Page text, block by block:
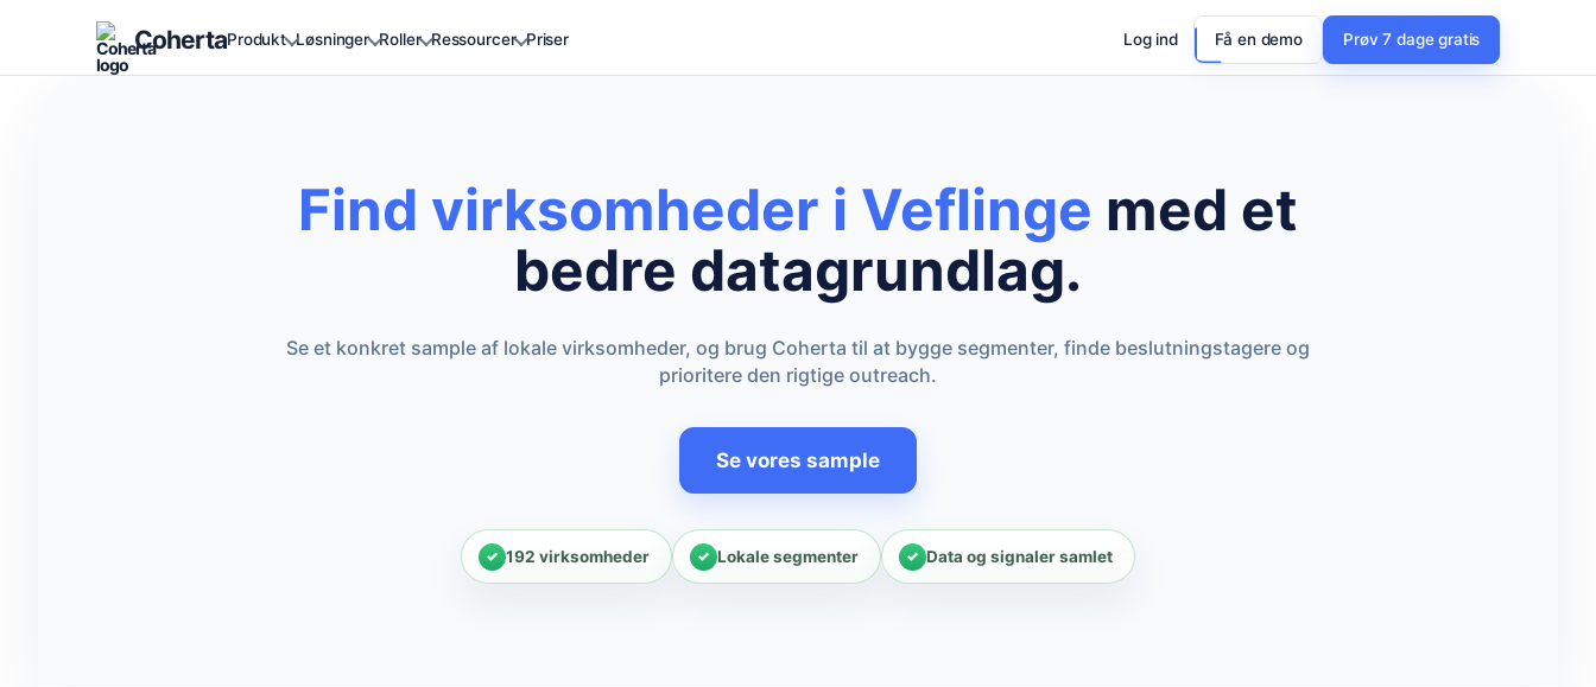
CohertaProdukt Løsninger Roller Ressourcer Priser Log ind Få en demo Prøv 7 dage gratis
Find virksomheder i Veflinge med et
bedre datagrundlag.
Se et konkret sample af lokale virksomheder, og brug Coherta til at bygge segmenter, finde beslutningstagere og
prioritere den rigtige outreach.
Se vores sample
192 virksomheder Lokale segmenter Data og signaler samlet